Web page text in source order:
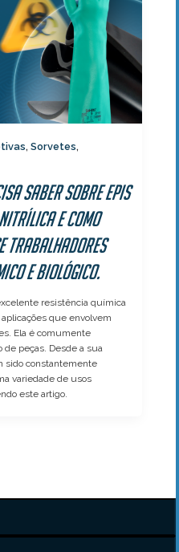
, Sorvetes,
saber sobre EPIs
e como
trabalhadores
e biológico.
resistência química
que envolvem
Ela é comumente
peças. Desde a sua
sido constantemente
variedade de usos
este artigo.